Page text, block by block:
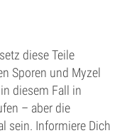
diese Teile
Sporen und Myzel
diesem Fall in
– aber die
sein. Informiere Dich